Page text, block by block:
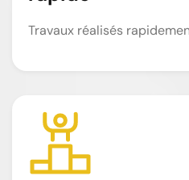
Travaux réalisés